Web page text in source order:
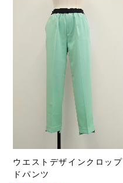
ウエストデザインクロップ
ドパンツ